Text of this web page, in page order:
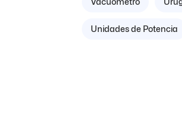
Unidades de Potencia